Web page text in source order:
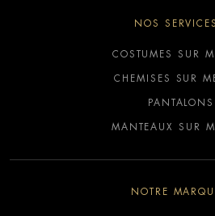
NOS
COSTUMES SUR
CHEMISES SUR
PANTALONS
MANTEAUX SUR
NOTRE